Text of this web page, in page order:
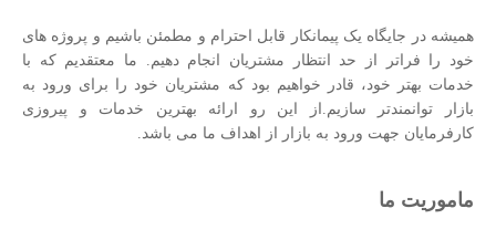
همیشه در جایگاه یک پیمانکار قابل احترام و مطمئن باشیم و پروژه های
خود را فراتر از حد انتظار مشتریان انجام دهیم. ما معتقدیم که با
خدمات بهتر خود، قادر خواهیم بود که مشتریان خود را برای ورود به
بازار توانمندتر سازیم.از این رو ارائه بهترین خدمات و پیروزی
کارفرمایان جهت ورود به بازار از اهداف ما می ­باشد.
ماموریت ما